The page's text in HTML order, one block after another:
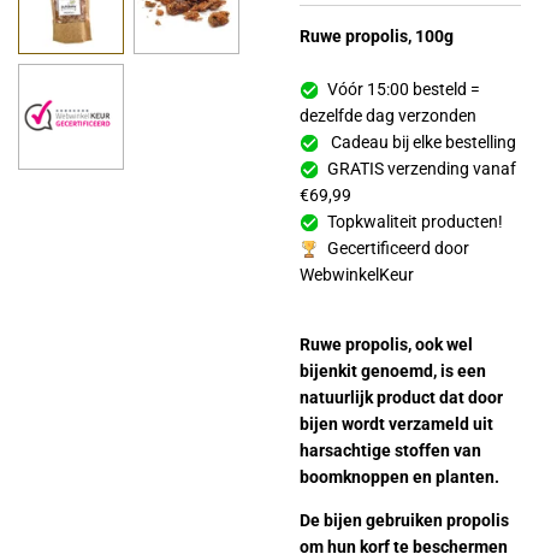
Ruwe propolis, 100g
Vóór 15:00 besteld =
dezelfde dag verzonden
Cadeau bij elke bestelling
GRATIS verzending vanaf
€69,99
Topkwaliteit producten!
Gecertificeerd door
WebwinkelKeur
Ruwe propolis, ook wel
bijenkit genoemd, is een
natuurlijk product dat door
bijen wordt verzameld uit
harsachtige stoffen van
boomknoppen en planten.
De bijen gebruiken propolis
om hun korf te beschermen